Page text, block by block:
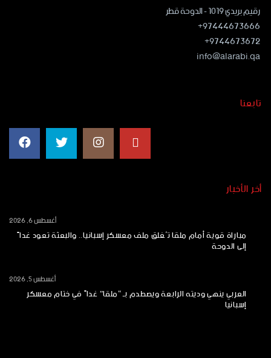
رقيم بريدي ١٠١٩ - الدوحة قطر
97444673666+
9744673672+
info@alarabi.qa
تابعنا
أخر الأخبار
مباراة قوية أمام ملقا تُغلق ملف معسكر إسبانيا.. والبعثة تعود غداً
إلى الدوحة
أغسطس 6, 2026
العربي ينهي وديته الرابعة ويصطدم بـ “ملقا” غداً في ختام معسكر
إسبانيا
أغسطس 5, 2026